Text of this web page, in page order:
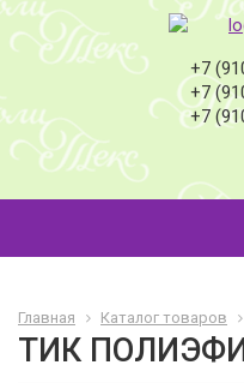
+7
+7
+7
Главная Каталог товаров
ТИК